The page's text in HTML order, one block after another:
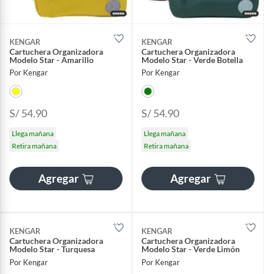
KENGAR
Cartuchera Organizadora
Modelo Star - Amarillo
Por Kengar
S/ 54.90
Llega mañana
Retira mañana
Agregar
KENGAR
Cartuchera Organizadora
Modelo Star - Verde Botella
Por Kengar
S/ 54.90
Llega mañana
Retira mañana
Agregar
KENGAR
Cartuchera Organizadora
Modelo Star - Turquesa
Por Kengar
KENGAR
Cartuchera Organizadora
Modelo Star - Verde Limón
Por Kengar